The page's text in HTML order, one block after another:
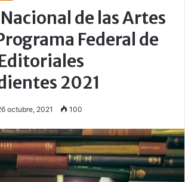
de las Artes
Federal de
2021
octubre, 2021 100